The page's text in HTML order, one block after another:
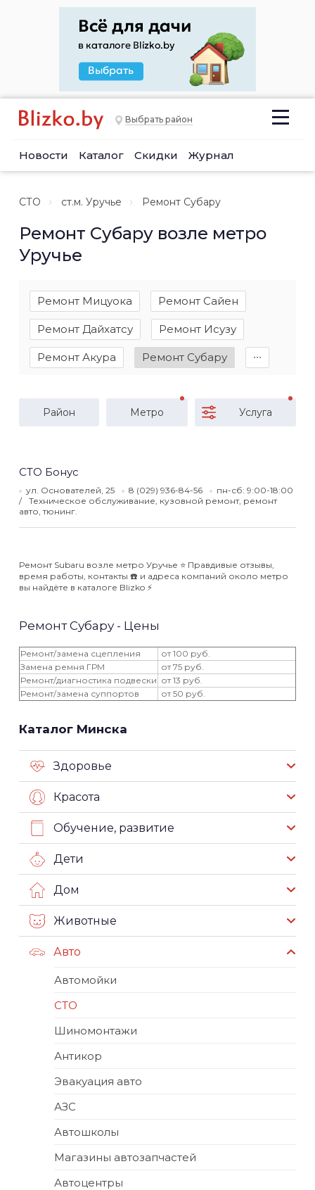
Выбрать район
Новости Каталог Скидки Журнал
СТО ст.м. Уручье Ремонт Субару
Ремонт Субару возле метро
Уручье
Ремонт Мицуока Ремонт Сайен
Ремонт Дайхатсу Ремонт Исузу
Ремонт Акура Ремонт Субару ∙∙∙
Район Метро Услуга
СТО Бонус
ул. Основателей, 25 8 (029) 936-84-56
пн-сб: 9:00-18:00
Техническое обслуживание, кузовной ремонт, ремонт
авто, тюнинг.
Ремонт Subaru возле метро Уручье ⭐️ Правдивые отзывы,
время работы, контакты ☎️ и адреса компаний около метро
вы найдёте в каталоге Blizko ⚡️
Ремонт Субару - Цены
Ремонт/замена сцепления
от 100 руб.
Замена ремня ГРМ
от 75 руб.
Ремонт/диагностика подвески от 13 руб.
Ремонт/замена суппортов
от 50 руб.
Каталог Минска
Здоровье
Красота
Обучение, развитие
Дети
Дом
Животные
Авто
Автомойки
СТО
Шиномонтажи
Антикор
Эвакуация авто
АЗС
Автошколы
Магазины автозапчастей
Автоцентры